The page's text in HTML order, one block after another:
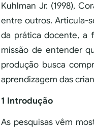
Kuhlman Jr. (1998),
entre outros. Articula-
da prática docente, a
missão de entender
produção busca
aprendizagem das
1 Introdução
As pesquisas vêm